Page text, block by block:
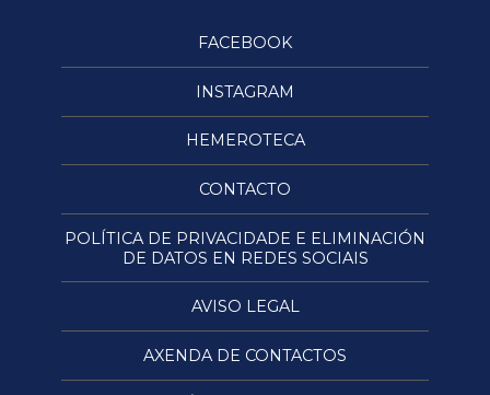
FACEBOOK
INSTAGRAM
HEMEROTECA
CONTACTO
POLÍTICA DE PRIVACIDADE E ELIMINACIÓN
DE DATOS EN REDES SOCIAIS
AVISO LEGAL
AXENDA DE CONTACTOS